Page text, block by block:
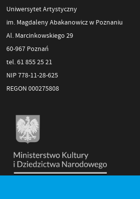
Uniwersytet Artystyczny
im. Magdaleny Abakanowicz w Poznaniu
Al. Marcinkowskiego 29
60-967 Poznań
tel. 61 855 25 21
NIP 778-11-28-625
REGON 000275808